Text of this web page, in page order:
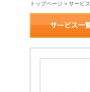
トップページ > サービ